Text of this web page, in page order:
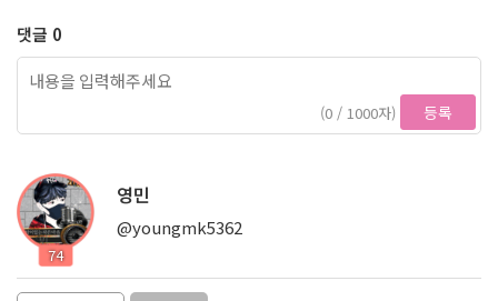
댓글 0
(0 / 1000자) 등록
74
영민
@youngmk5362